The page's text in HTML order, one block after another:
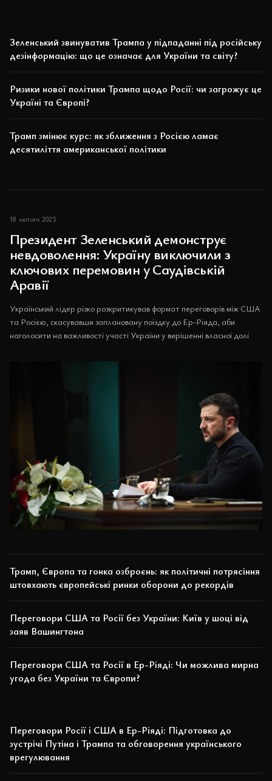
Зеленський звинуватив Трампа у підпаданні під російську
дезінформацію: що це означає для України та світу?
Ризики нової політики Трампа щодо Росії: чи загрожує це
Україні та Європі?
Трамп змінює курс: як зближення з Росією ламає
десятиліття американської політики
18 лютого 2025
Президент Зеленський демонструє
невдоволення: Україну виключили з
ключових перемовин у Саудівській
Аравії
Український лідер різко розкритикував формат переговорів між США
та Росією, скасувавши заплановану поїздку до Ер-Ріяда, аби
наголосити на важливості участі України у вирішенні власної долі
Трамп, Європа та гонка озброєнь: як політичні потрясіння
штовхають європейські ринки оборони до рекордів
Переговори США та Росії без України: Київ у шоці від
заяв Вашингтона
Переговори США та Росії в Ер-Ріяді: Чи можлива мирна
угода без України та Європи?
Переговори Росії і США в Ер-Ріяді: Підготовка до
зустрічі Путіна і Трампа та обговорення українського
врегулювання